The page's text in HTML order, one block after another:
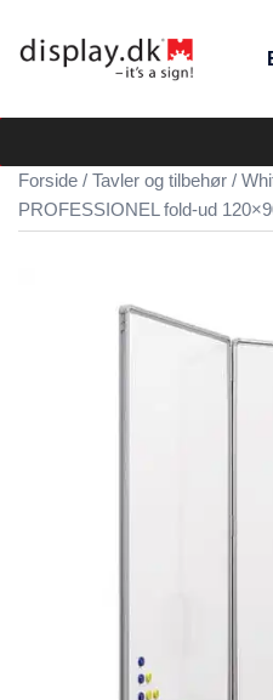
Forside / Tavler og tilbehør /
PROFESSIONEL fold-ud